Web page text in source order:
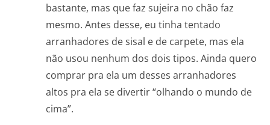
bastante, mas que faz sujeira no chão faz
mesmo. Antes desse, eu tinha tentado
arranhadores de sisal e de carpete, mas ela
não usou nenhum dos dois tipos. Ainda quero
comprar pra ela um desses arranhadores
altos pra ela se divertir “olhando o mundo de
cima”.